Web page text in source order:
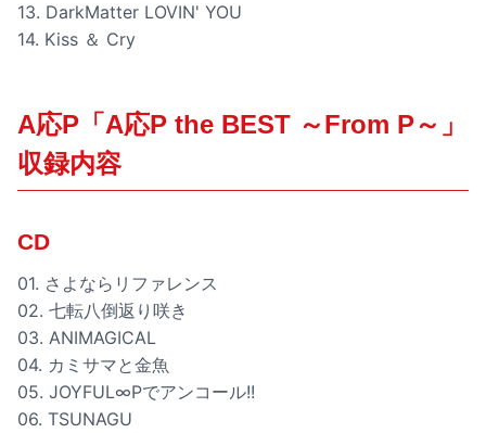
13. DarkMatter LOVIN' YOU
14. Kiss ＆ Cry
A応P「A応P the BEST ～From P～」
収録内容
CD
01. さよならリファレンス
02. 七転八倒返り咲き
03. ANIMAGICAL
04. カミサマと金魚
05. JOYFUL∞Pでアンコール!!
06. TSUNAGU